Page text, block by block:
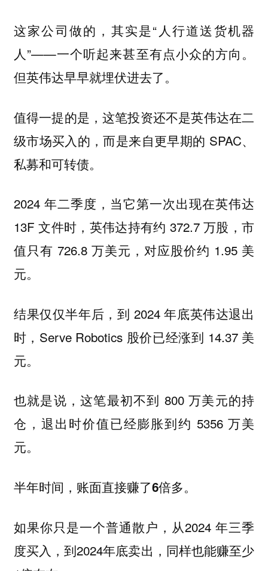
这家公司做的，其实是“人行道送货机器
人”——一个听起来甚至有点小众的方向。
但英伟达早早就埋伏进去了。
值得一提的是，这笔投资还不是英伟达在二
级市场买入的，而是来自更早期的 SPAC、
私募和可转债。
2024 年二季度，当它第一次出现在英伟达
13F 文件时，英伟达持有约 372.7 万股，市
值只有 726.8 万美元，对应股价约 1.95 美
元。
结果仅仅半年后，到 2024 年底英伟达退出
时，Serve Robotics 股价已经涨到 14.37 美
元。
也就是说，这笔最初不到 800 万美元的持
仓，退出时价值已经膨胀到约 5356 万美
元。
半年时间，账面直接赚了6倍多。
如果你只是一个普通散户，从2024 年三季
度买入，到2024年底卖出，同样也能赚至少